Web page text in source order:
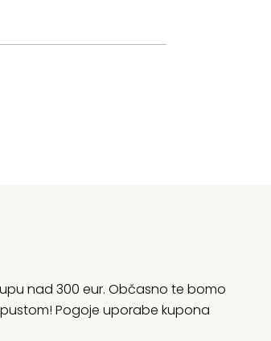
nad 300 eur. Občasno te bomo
Pogoje uporabe kupona